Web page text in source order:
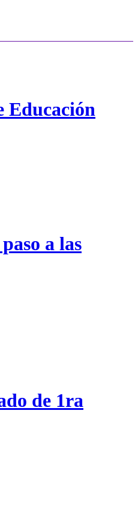
Educación
a las
de 1ra